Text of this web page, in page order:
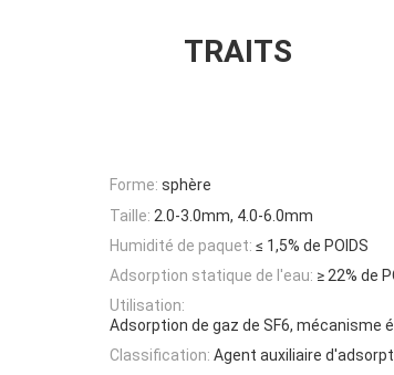
TRAITS
Forme: sphère
Taille: 2.0-3.0mm, 4.0-6.0mm
Humidité de paquet: ≤ 1,5% de POIDS
Adsorption statique de l'eau: ≥ 22% de
Utilisation:
Adsorption de gaz de SF6, mécanisme
Classification: Agent auxiliaire